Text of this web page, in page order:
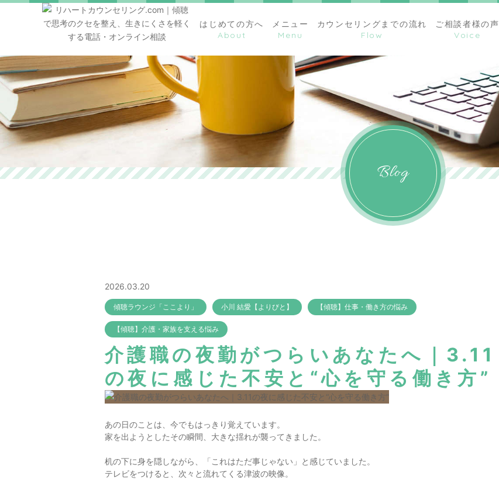
はじめての方へ メニュー カウンセリングまでの流れ ご相談者様の声
Blog
2026.03.20
傾聴ラウンジ「ここより」 小川 結愛【よりびと】 【傾聴】仕事・働き方の悩み
【傾聴】介護・家族を支える悩み
介護職の夜勤がつらいあなたへ｜3.11
の夜に感じた不安と“心を守る働き方”
あの日のことは、今でもはっきり覚えています。
家を出ようとしたその瞬間、大きな揺れが襲ってきました。
机の下に身を隠しながら、「これはただ事じゃない」と感じていました。
テレビをつけると、次々と流れてくる津波の映像。